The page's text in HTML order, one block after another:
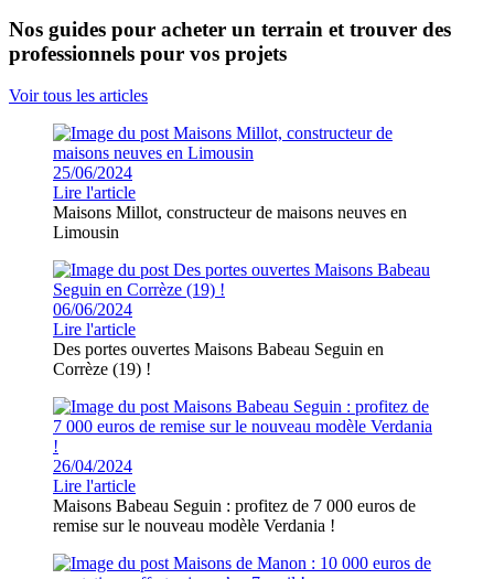
Nos guides pour acheter un terrain et trouver des
professionnels pour vos projets
Voir tous les articles
25/06/2024
Lire l'article
Maisons Millot, constructeur de maisons neuves en
Limousin
06/06/2024
Lire l'article
Des portes ouvertes Maisons Babeau Seguin en
Corrèze (19) !
26/04/2024
Lire l'article
Maisons Babeau Seguin : profitez de 7 000 euros de
remise sur le nouveau modèle Verdania !